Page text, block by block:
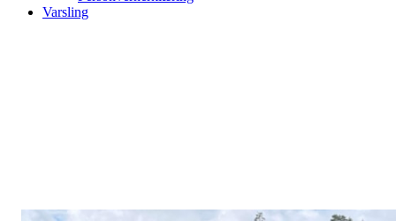
Varsling